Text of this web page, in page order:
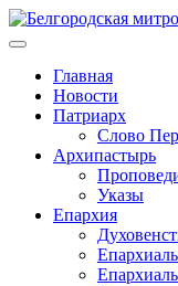
Главная
Новости
Патриарх
Слово
Архипастырь
Указы
Епархия